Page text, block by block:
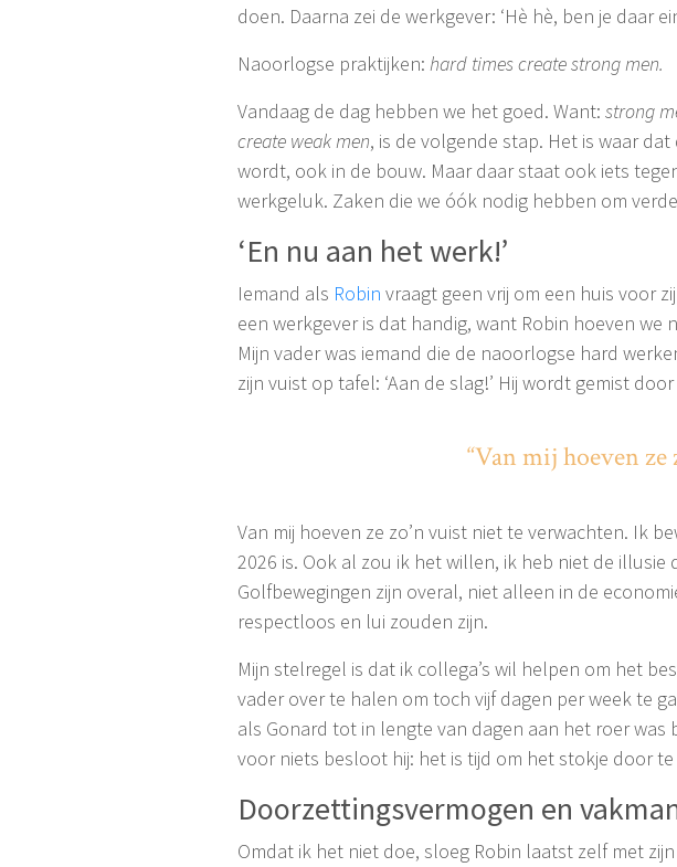
doen. Daarna zei de werkgever: ‘Hè hè, ben je daar
Naoorlogse praktijken:hard times create strong men.
Vandaag de dag hebben we het goed. Want:strong
create weak men, is de volgende stap. Het is waar
wordt, ook in de bouw. Maar daar staat ook iets
werkgeluk. Zaken die we óók nodig hebben om
‘En nu aan het werk!’
Iemand als Robin vraagt geen vrij om een huis voor
een werkgever is dat handig, want Robin hoeven
Mijn vader was iemand die de naoorlogse hard
zijn vuist op tafel: ‘Aan de slag!’ Hij wordt gemist
“Van mij hoeven
Van mij hoeven ze zo’n vuist niet te verwachten. Ik
2026 is. Ook al zou ik het willen, ik heb niet de
Golfbewegingen zijn overal, niet alleen in de
respectloos en lui zouden zijn.
Mijn stelregel is dat ik collega’s wil helpen om het
vader over te halen om toch vijf dagen per week te
als Gonard tot in lengte van dagen aan het roer
voor niets besloot hij: het is tijd om het stokje door te
Doorzettingsvermogen en
Omdat ik het niet doe, sloeg Robin laatst zelf met